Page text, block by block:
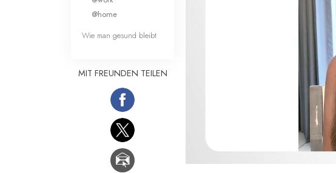
Liebe und Hass – Was ist Größe?
@home
Wie man gesund bleibt
MIT FREUNDEN TEILEN